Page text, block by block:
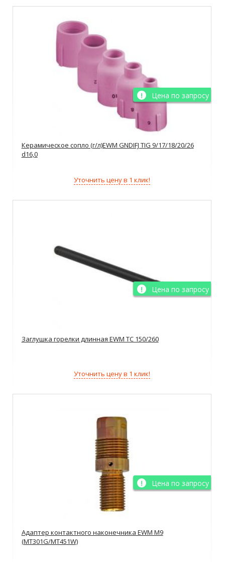
Цена по запросу
Керамическое сопло (г/л)EWM GNDIFJ TIG 9/17/18/20/26
d16,0
Уточнить цену в 1 клик!
Цена по запросу
Заглушка горелки длинная EWM TC 150/260
Уточнить цену в 1 клик!
Цена по запросу
Адаптер контактного наконечника EWM M9
(MT301G/MT451W)